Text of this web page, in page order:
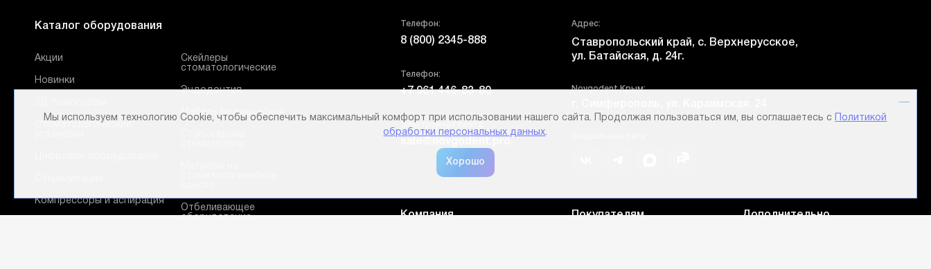
Телефон:
8 (800) 2345-888
Телефон:
+7 961 446-83-80
Электронная почта:
Адрес:
Ставропольский край, с. Верхнерусское,
ул. Батайская, д. 24г.
Novgodent Крым:
Компания Покупателям Дополнительно
Каталог оборудования
Акции
Новинки
Стоматологические
Компрессоры и аспирация
Скейлеры
стоматологические
Эндодонтия
Мебель медицинская
Отбеливающее
оборудование
Мы используем технологию Cookie, чтобы обеспечить максимальный комфорт при использовании нашего сайта. Продолжая пользоваться им, вы соглашаетесь с
Политикой
обработки персональных данных.